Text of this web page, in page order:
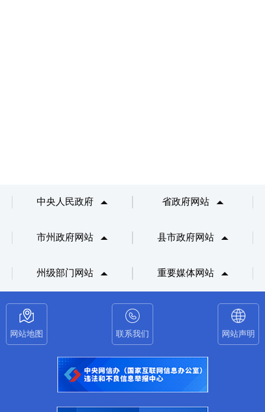
中央人民政府 省政府网站
市州政府网站 县市政府网站
州级部门网站 重要媒体网站
网站地图 联系我们 网站声明